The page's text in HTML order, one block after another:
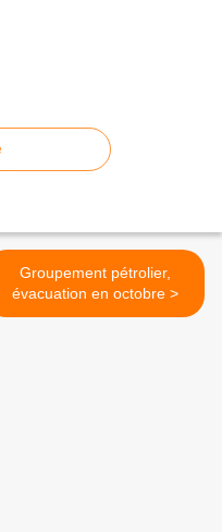
Groupement pétrolier,
évacuation en octobre >